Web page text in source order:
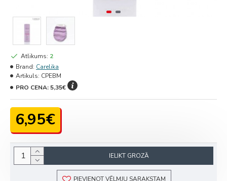
6,95€
Atlikums: 2
Brand: Carelika
Artikuls: CPEBM
PRO CENA:5,35€
IELIKT GROZĀ
PIEVIENOT VĒLMJU SARAKSTAM